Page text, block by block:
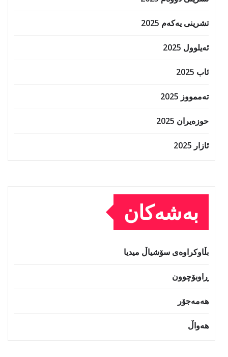
تشرینی یەکەم 2025
ئەیلوول 2025
ئاب 2025
تەممووز 2025
حوزه‌یران 2025
ئازار 2025
بەشەکان
بڵاوکراوەی سۆشیاڵ میدیا
ڕاوبۆچوون
هەمەجۆر
هەواڵ